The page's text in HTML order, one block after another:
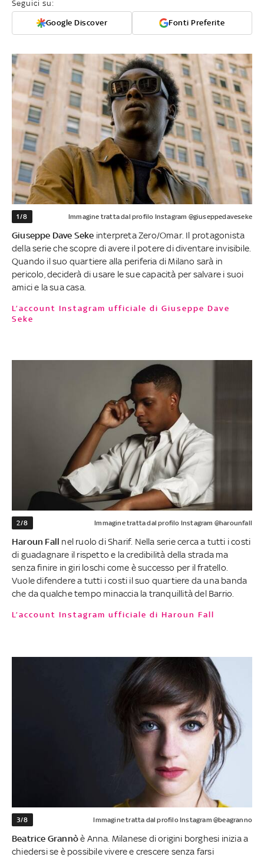
Seguici su:
Google Discover Fonti Preferite
1/8 Immagine tratta dal profilo Instagram @giuseppedaveseke
Giuseppe Dave Seke interpreta Zero/Omar. Il protagonista
della serie che scopre di avere il potere di diventare invisibile.
Quando il suo quartiere alla periferia di Milano sarà in
pericolo, deciderà di usare le sue capacità per salvare i suoi
amici e la sua casa.
L’account Instagram ufficiale di Giuseppe Dave
Seke
2/8 Immagine tratta dal profilo Instagram @harounfall
Haroun Fall nel ruolo di Sharif. Nella serie cerca a tutti i costi
di guadagnare il rispetto e la credibilità della strada ma
senza finire in giri loschi come è successo per il fratello.
Vuole difendere a tutti i costi il suo quartiere da una banda
che da qualche tempo minaccia la tranquillità del Barrio.
L’account Instagram ufficiale di Haroun Fall
3/8 Immagine tratta dal profilo Instagram @beagranno
Beatrice Grannòè Anna. Milanese di origini borghesi inizia a
chiedersi se è possibile vivere e crescere senza farsi